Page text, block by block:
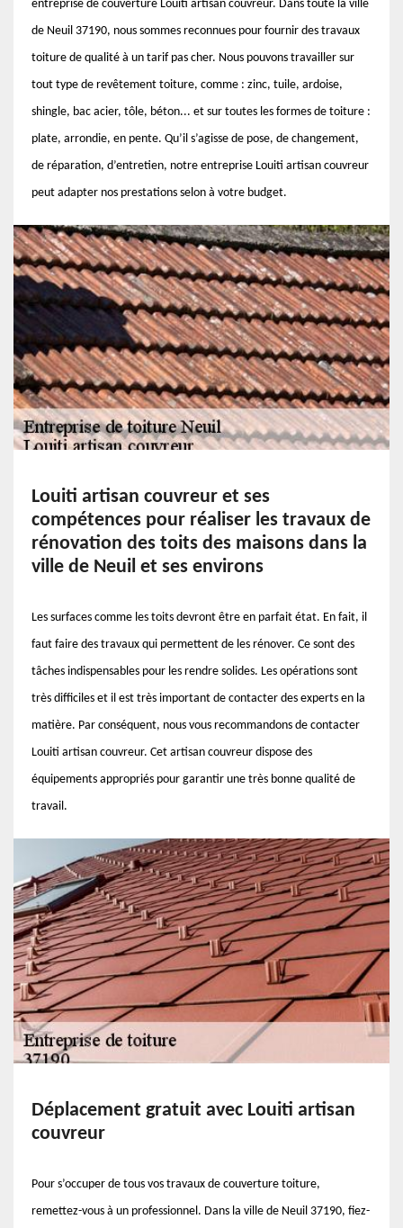
entreprise de couverture Louiti artisan couvreur. Dans toute la ville
de Neuil 37190, nous sommes reconnues pour fournir des travaux
toiture de qualité à un tarif pas cher. Nous pouvons travailler sur
tout type de revêtement toiture, comme : zinc, tuile, ardoise,
shingle, bac acier, tôle, béton... et sur toutes les formes de toiture :
plate, arrondie, en pente. Qu’il s’agisse de pose, de changement,
de réparation, d’entretien, notre entreprise Louiti artisan couvreur
peut adapter nos prestations selon à votre budget.
Louiti artisan couvreur et ses
compétences pour réaliser les travaux de
rénovation des toits des maisons dans la
ville de Neuil et ses environs
Les surfaces comme les toits devront être en parfait état. En fait, il
faut faire des travaux qui permettent de les rénover. Ce sont des
tâches indispensables pour les rendre solides. Les opérations sont
très difficiles et il est très important de contacter des experts en la
matière. Par conséquent, nous vous recommandons de contacter
Louiti artisan couvreur. Cet artisan couvreur dispose des
équipements appropriés pour garantir une très bonne qualité de
travail.
Déplacement gratuit avec Louiti artisan
couvreur
Pour s’occuper de tous vos travaux de couverture toiture,
remettez-vous à un professionnel. Dans la ville de Neuil 37190, fiez-